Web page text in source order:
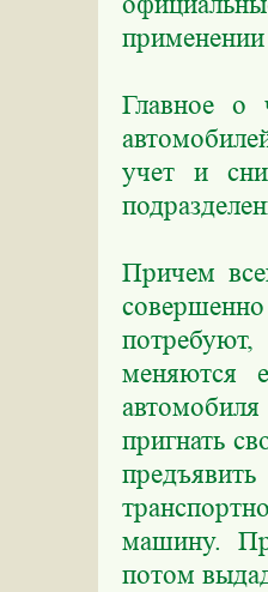
Главное о
учет и
Причем
меняются
пригнать
машину.
потом